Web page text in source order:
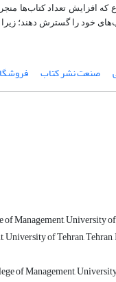
که افزایش تعداد کتاب‌ها
خود را گسترش دهند؛
صنعت نشر کتاب
Management, University
of Tehran,
of Management,